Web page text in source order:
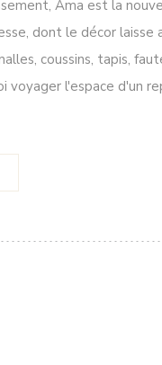
Ama est la
dont le décor laisse
coussins, tapis,
voyager l'espace d'un